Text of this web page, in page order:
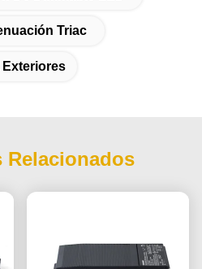
Triac
Relacionados